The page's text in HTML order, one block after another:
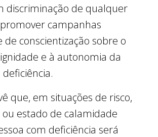
discriminação de qualquer
campanhas
de conscientização sobre o
e à autonomia da
que, em situações de risco,
estado de calamidade
com deficiência será